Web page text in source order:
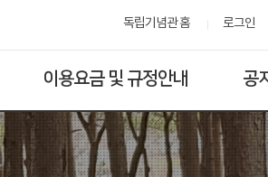
독립기념관 홈 로그인
이용요금 및 규정안내 공